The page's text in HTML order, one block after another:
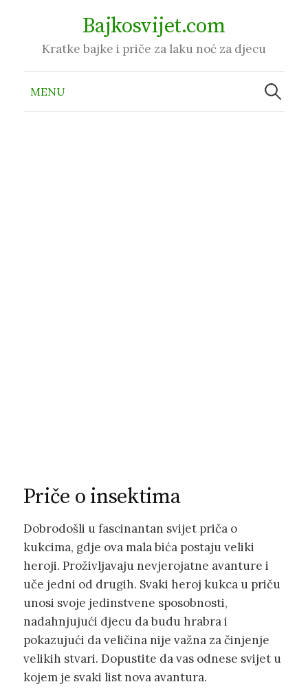
content
Bajkosvijet.com
Kratke bajke i priče za laku noć za djecu
MENU
Pretraži:
Priče o insektima
Dobrodošli u fascinantan svijet priča o
kukcima, gdje ova mala bića postaju veliki
heroji. Proživljavaju nevjerojatne avanture i
uče jedni od drugih. Svaki heroj kukca u priču
unosi svoje jedinstvene sposobnosti,
nadahnjujući djecu da budu hrabra i
pokazujući da veličina nije važna za činjenje
velikih stvari. Dopustite da vas odnese svijet u
kojem je svaki list nova avantura.